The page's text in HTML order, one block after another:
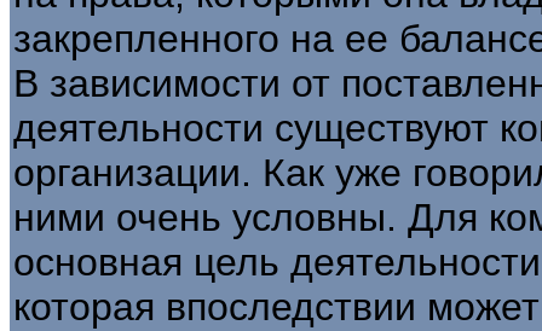
закрепленного на ее
В зависимости от
деятельности существуют
организации. Как уже
ними очень условны. Для
основная цель
которая впоследствии